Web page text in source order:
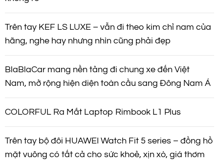
Trên tay KEF LS LUXE – vẫn đi theo kim chỉ nam của
hãng, nghe hay nhưng nhìn cũng phải đẹp
BlaBlaCar mang nền tảng đi chung xe đến Việt
Nam, mở rộng hiện diện toàn cầu sang Đông Nam Á
COLORFUL Ra Mắt Laptop Rimbook L1 Plus
Trên tay bộ đôi HUAWEI Watch Fit 5 series – đồng hồ
mặt vuông có tất cả cho sức khoẻ, xịn xò, giá thơm